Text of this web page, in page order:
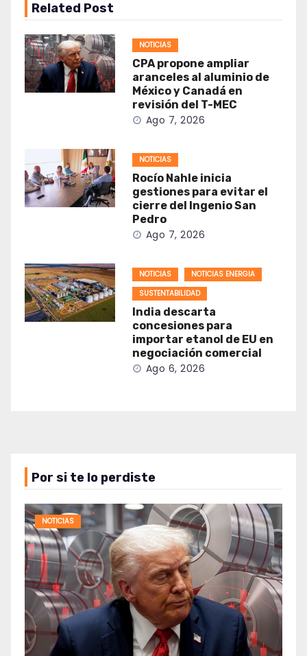
Related Post
NOTICIAS
CPA propone ampliar
aranceles al aluminio de
México y Canadá en
revisión del T-MEC
Ago 7, 2026
NOTICIAS
Rocío Nahle inicia
gestiones para evitar el
cierre del Ingenio San
Pedro
Ago 7, 2026
NOTICIAS
NOTICIAS ENERGIA
SUSTENTABILIDAD
India descarta
concesiones para
importar etanol de EU en
negociación comercial
Ago 6, 2026
Por si te lo perdiste
NOTICIAS